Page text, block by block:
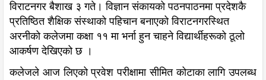
विराटनगर बैशाख ३ गते। विज्ञान संकायको पठनपाठनमा प्रदेशकै
प्रतिष्ठित शैक्षिक संस्थाको पहिचान बनाएको विराटनगरस्थित
अरनीको कलेजमा कक्षा ११ मा भर्ना हुन चाहने विद्यार्थीहरूको ठूलो
आकर्षण देखिएको छ ।
कलेजले आज लिएको प्रवेश परीक्षामा सीमित कोटाका लागि उपलब्ध